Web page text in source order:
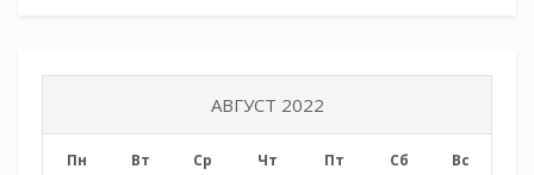
АВГУСТ 2022
Пн Вт Ср Чт Пт Сб Вс